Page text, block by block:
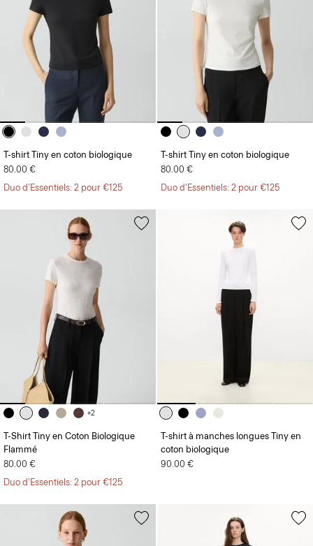
T-shirt Tiny en coton biologique
80.00 €
Duo d'Essentiels: 2 pour €125
T-shirt Tiny en coton biologique
80.00 €
Duo d'Essentiels: 2 pour €125
+2
T-Shirt Tiny en Coton Biologique
Flammé
80.00 €
Duo d'Essentiels: 2 pour €125
T-shirt à manches longues Tiny en
coton biologique
90.00 €